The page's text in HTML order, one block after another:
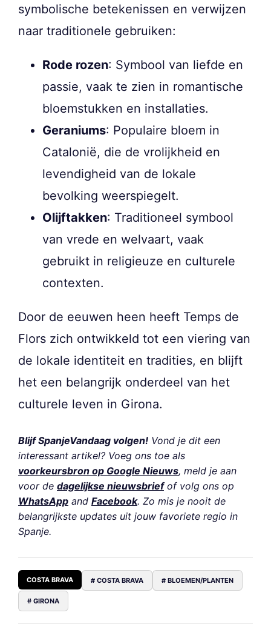
symbolische betekenissen en verwijzen
naar traditionele gebruiken:
Rode rozen: Symbool van liefde en
passie, vaak te zien in romantische
bloemstukken en installaties.
Geraniums: Populaire bloem in
Catalonië, die de vrolijkheid en
levendigheid van de lokale
bevolking weerspiegelt.
Olijftakken: Traditioneel symbool
van vrede en welvaart, vaak
gebruikt in religieuze en culturele
contexten.
Door de eeuwen heen heeft Temps de
Flors zich ontwikkeld tot een viering van
de lokale identiteit en tradities, en blijft
het een belangrijk onderdeel van het
culturele leven in Girona.
Blijf SpanjeVandaag volgen! Vond je dit een
interessant artikel? Voeg ons toe als
voorkeursbron op Google Nieuws, meld je aan
voor de dagelijkse nieuwsbriefof volg ons op
WhatsApp and Facebook. Zo mis je nooit de
belangrijkste updates uit jouw favoriete regio in
Spanje.
COSTA BRAVA # COSTA BRAVA # BLOEMEN/PLANTEN
# GIRONA